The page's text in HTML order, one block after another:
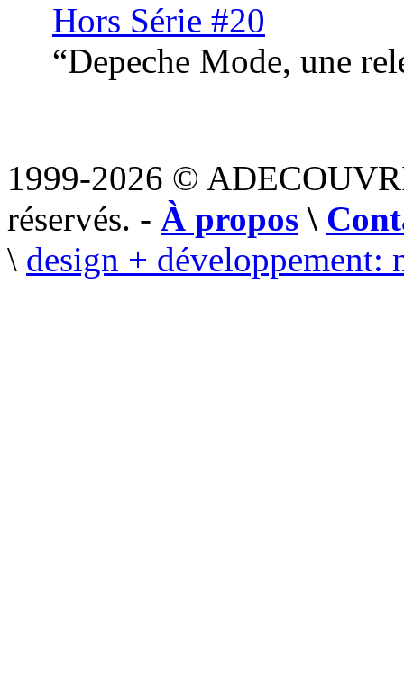
Hors Série #20
“Depeche Mode, une
1999-2026 ©
réservés. - À propos \
\ design + développement: